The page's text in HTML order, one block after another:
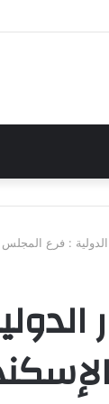
: فرع المجلس